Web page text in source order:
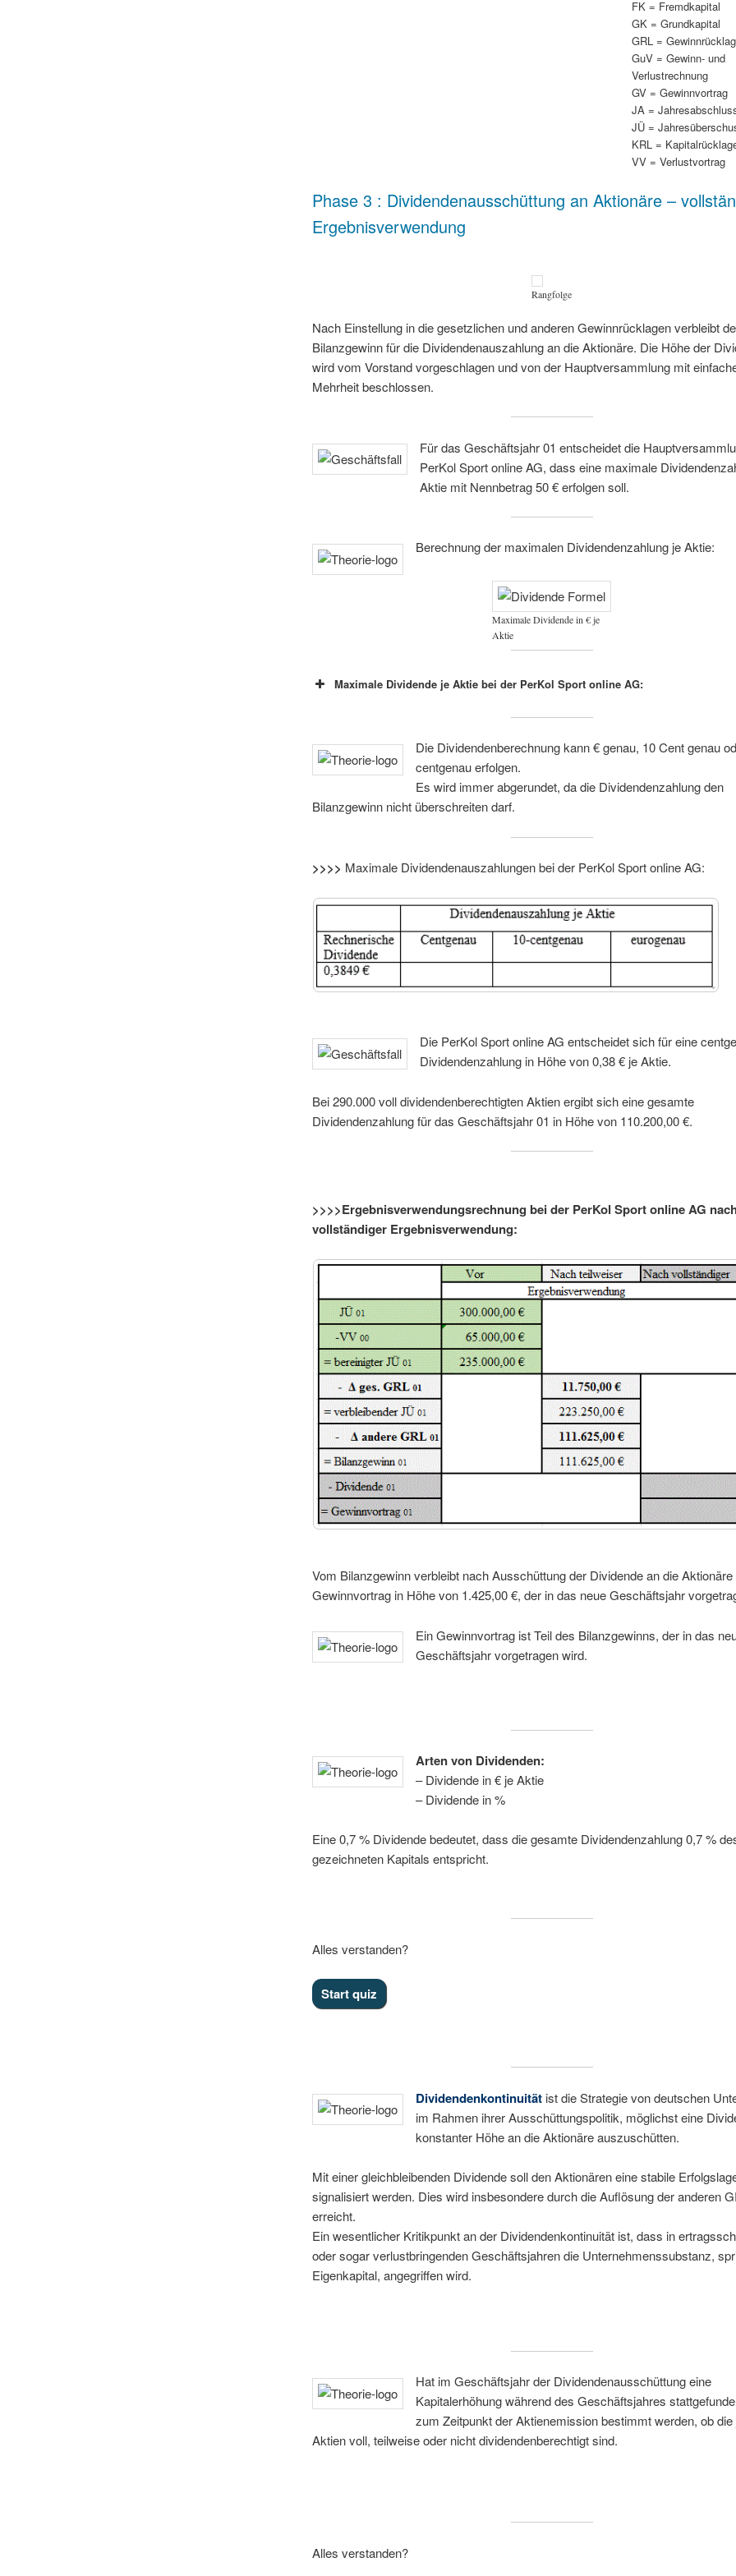
FK = Fremdkapital
GK = Grundkapital
GRL =
GuV = Gewinn- und
Verlustrechnung
GV = Gewinnvortrag
JA =
JÜ =
KRL =
VV = Verlustvortrag
Phase 3 : Dividendenausschüttung an Aktionäre –
Ergebnisverwendung
Rangfolge
Nach Einstellung in die gesetzlichen und anderen Gewinnrücklagen verbleibt
Bilanzgewinn für die Dividendenauszahlung an die Aktionäre. Die Höhe der
wird vom Vorstand vorgeschlagen und von der Hauptversammlung mit
Mehrheit beschlossen.
Für das Geschäftsjahr 01 entscheidet die
PerKol Sport online AG, dass eine maximale
Aktie mit Nennbetrag 50 € erfolgen soll.
Berechnung der maximalen Dividendenzahlung je Aktie:
Maximale Dividende in € je
Aktie
Maximale Dividende je Aktie bei der PerKol Sport online AG:
Die Dividendenberechnung kann € genau, 10 Cent genau
centgenau erfolgen.
Es wird immer abgerundet, da die Dividendenzahlung den
Bilanzgewinn nicht überschreiten darf.
>>>> Maximale Dividendenauszahlungen bei der PerKol Sport online AG:
Die PerKol Sport online AG entscheidet sich für eine
Dividendenzahlung in Höhe von 0,38 € je Aktie.
Bei 290.000 voll dividendenberechtigten Aktien ergibt sich eine gesamte
Dividendenzahlung für das Geschäftsjahr 01 in Höhe von 110.200,00 €.
>>>>Ergebnisverwendungsrechnung bei der PerKol Sport online AG
vollständiger Ergebnisverwendung:
Vom Bilanzgewinn verbleibt nach Ausschüttung der Dividende an die Aktionäre
Gewinnvortrag in Höhe von 1.425,00 €, der in das neue Geschäftsjahr
Ein Gewinnvortrag ist Teil des Bilanzgewinns, der in das
Geschäftsjahr vorgetragen wird.
Arten von Dividenden:
– Dividende in € je Aktie
– Dividende in %
Eine 0,7 % Dividende bedeutet, dass die gesamte Dividendenzahlung 0,7 %
gezeichneten Kapitals entspricht.
Alles verstanden?
Dividendenkontinuitätist die Strategie von deutschen
im Rahmen ihrer Ausschüttungspolitik, möglichst eine
konstanter Höhe an die Aktionäre auszuschütten.
Mit einer gleichbleibenden Dividende soll den Aktionären eine stabile
signalisiert werden. Dies wird insbesondere durch die Auflösung der anderen
erreicht.
Ein wesentlicher Kritikpunkt an der Dividendenkontinuität ist, dass in
oder sogar verlustbringenden Geschäftsjahren die Unternehmenssubstanz,
Eigenkapital, angegriffen wird.
Hat im Geschäftsjahr der Dividendenausschüttung eine
Kapitalerhöhung während des Geschäftsjahres
zum Zeitpunkt der Aktienemission bestimmt werden, ob die
Aktien voll, teilweise oder nicht dividendenberechtigt sind.
Alles verstanden?